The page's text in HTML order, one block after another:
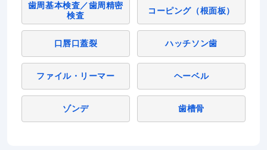
歯周基本検査／歯周精密
検査
コーピング（根面板）
口唇口蓋裂 ハッチソン歯
ファイル・リーマー ヘーベル
ゾンデ 歯槽骨